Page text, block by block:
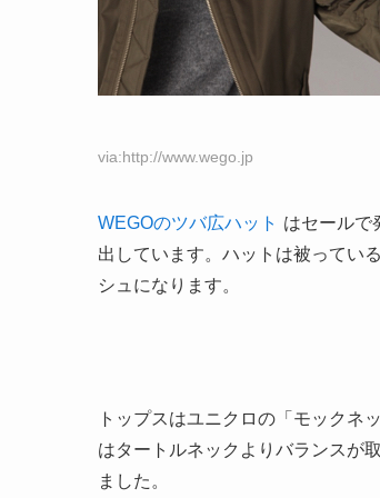
via:http://www.wego.jp
WEGOのツバ広ハット はセールで
出しています。ハットは被ってい
シュになります。
トップスはユニクロの「モックネ
はタートルネックよりバランスが
ました。